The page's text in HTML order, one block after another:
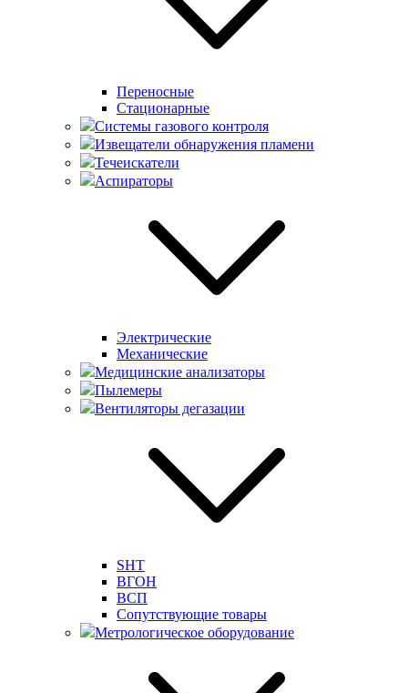
Переносные
Стационарные
Системы газового контроля
Извещатели обнаружения пламени
Течеискатели
Аспираторы
Электрические
Механические
Медицинские анализаторы
Пылемеры
Вентиляторы дегазации
SHT
ВГОН
ВСП
Сопутствующие товары
Метрологическое оборудование